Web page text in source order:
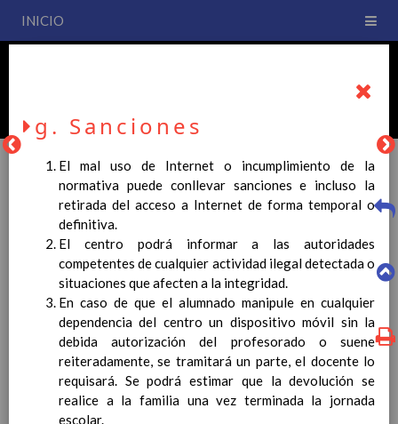
INICIO
PLAN DE CENTRO
La entrada en vigor del Real Decreto 126/2014, de 28 de
febrero, por el que se establece el currículo básico de la
Educación Primaria, se ha hecho necesario la revisión y
adecuación de nuestro Plan de Centro a esta normativa, el cual
usted podrá consultar desde este sitio web.
Esperamos que sea de su interés.
g. Sanciones
El mal uso de Internet o incumplimiento de la
normativa puede conllevar sanciones e incluso la
retirada del acceso a Internet de forma temporal o
definitiva.
El centro podrá informar a las autoridades
competentes de cualquier actividad ilegal detectada o
situaciones que afecten a la integridad.
En caso de que el alumnado manipule en cualquier
dependencia del centro un dispositivo móvil sin la
debida autorización del profesorado o suene
reiteradamente, se tramitará un parte, el docente lo
requisará. Se podrá estimar que la devolución se
realice a la familia una vez terminada la jornada
escolar.